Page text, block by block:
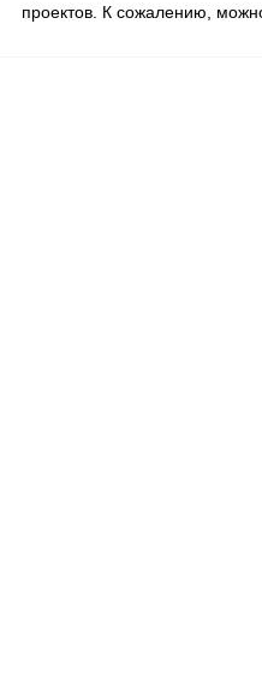
проектов. К сожалению,